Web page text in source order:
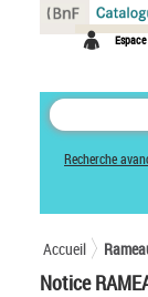
Recherche
Accueil
Notice
Panneau de gestion